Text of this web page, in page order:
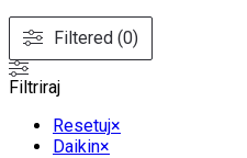
Filtered (0)
Filtriraj
Resetuj×
Daikin×